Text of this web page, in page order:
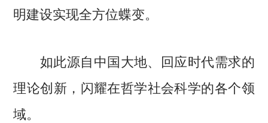
明建设实现全方位蝶变。
如此源自中国大地、回应时代需求的
理论创新，闪耀在哲学社会科学的各个领
域。